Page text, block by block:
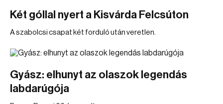
Két góllal nyert a Kisvárda Felcsúton
A szabolcsi csapat két forduló után veretlen.
Gyász: elhunyt az olaszok legendás
labdarúgója